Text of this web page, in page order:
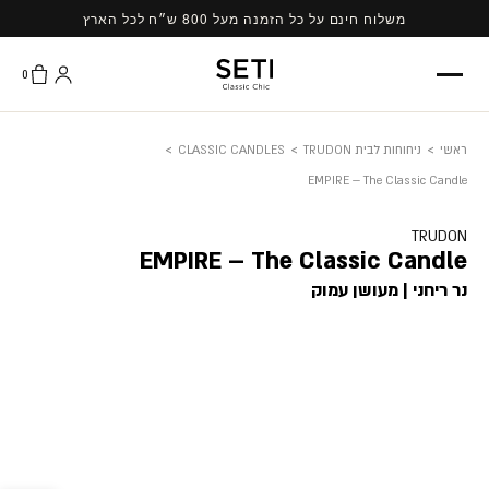
content
משלוח חינם על כל הזמנה מעל 800 ש״ח לכל הארץ
0
ראשי > ניחוחות לבית TRUDON >
CLASSIC CANDLES
>
EMPIRE – The Classic Candle
TRUDON
EMPIRE – The Classic Candle
נר ריחני | מעושן עמוק